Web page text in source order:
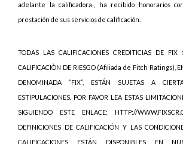
adelante la calificadora-, ha recibido honorarios
prestación de sus servicios de calificación.
TODAS LAS CALIFICACIONES CREDITICIAS DE FIX
CALIFICACIÒN DE RIESGO (Afiliada de Fitch Ratings),
DENOMINADA “FIX”, ESTÁN SUJETAS A
ESTIPULACIONES. POR FAVOR LEA ESTAS
SIGUIENDO ESTE ENLACE: HTTP://
DEFINICIONES DE CALIFICACIÓN Y LAS
CALIFICACIONES ESTÁN DISPONIBLES EN